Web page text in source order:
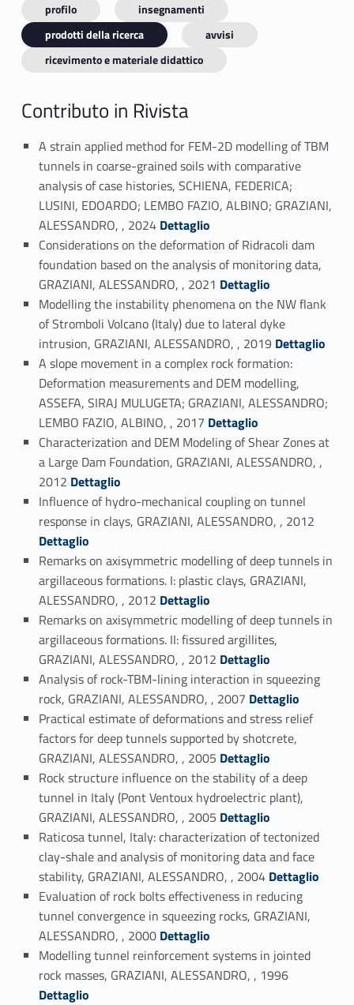
profilo
insegnamenti
prodotti della ricerca
avvisi
ricevimento e materiale didattico
Contributo in Rivista
A strain applied method for FEM-2D modelling of TBM
tunnels in coarse-grained soils with comparative
analysis of case histories, SCHIENA, FEDERICA;
LUSINI, EDOARDO; LEMBO FAZIO, ALBINO; GRAZIANI,
ALESSANDRO, , 2024 Link identifier #identifier_person_41510-1Dettaglio
Considerations on the deformation of Ridracoli dam
foundation based on the analysis of monitoring data,
GRAZIANI, ALESSANDRO, , 2021 Link identifier #identifier_person_70925-2Dettaglio
Modelling the instability phenomena on the NW flank
of Stromboli Volcano (Italy) due to lateral dyke
intrusion, GRAZIANI, ALESSANDRO, , 2019 Link identifier #identifier_person_92283-3Dettaglio
A slope movement in a complex rock formation:
Deformation measurements and DEM modelling,
ASSEFA, SIRAJ MULUGETA; GRAZIANI, ALESSANDRO;
LEMBO FAZIO, ALBINO, , 2017 Link identifier #identifier_person_57302-4Dettaglio
Characterization and DEM Modeling of Shear Zones at
a Large Dam Foundation, GRAZIANI, ALESSANDRO, ,
2012Link identifier #identifier_person_84524-5Dettaglio
Influence of hydro-mechanical coupling on tunnel
response in clays, GRAZIANI, ALESSANDRO, , 2012
Dettaglio
Remarks on axisymmetric modelling of deep tunnels in
argillaceous formations. I: plastic clays, GRAZIANI,
ALESSANDRO, , 2012 Link identifier #identifier_person_117100-7Dettaglio
Remarks on axisymmetric modelling of deep tunnels in
argillaceous formations. II: fissured argillites,
GRAZIANI, ALESSANDRO, , 2012 Link identifier #identifier_person_58414-8Dettaglio
Analysis of rock-TBM-lining interaction in squeezing
rock, GRAZIANI, ALESSANDRO, , 2007 Link identifier #identifier_person_133162-9Dettaglio
Practical estimate of deformations and stress relief
factors for deep tunnels supported by shotcrete,
GRAZIANI, ALESSANDRO, , 2005 Link identifier #identifier_person_156593-10
Dettaglio
Rock structure influence on the stability of a deep
tunnel in Italy (Pont Ventoux hydroelectric plant),
GRAZIANI, ALESSANDRO, , 2005 Link identifier #identifier_person_156787-11
Dettaglio
Raticosa tunnel, Italy: characterization of tectonized
clay-shale and analysis of monitoring data and face
stability, GRAZIANI, ALESSANDRO, , 2004 Link identifier #identifier_person_106428-12
Dettaglio
Evaluation of rock bolts effectiveness in reducing
tunnel convergence in squeezing rocks, GRAZIANI,
ALESSANDRO, , 2000 Link identifier #identifier_person_127603-13
Dettaglio
Modelling tunnel reinforcement systems in jointed
rock masses, GRAZIANI, ALESSANDRO, , 1996
Dettaglio